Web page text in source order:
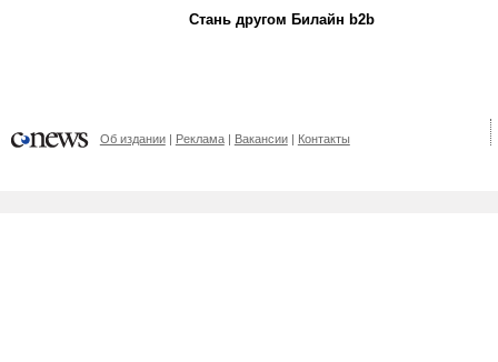
Стань другом Билайн b2b
Об издании Реклама Вакансии Контакты